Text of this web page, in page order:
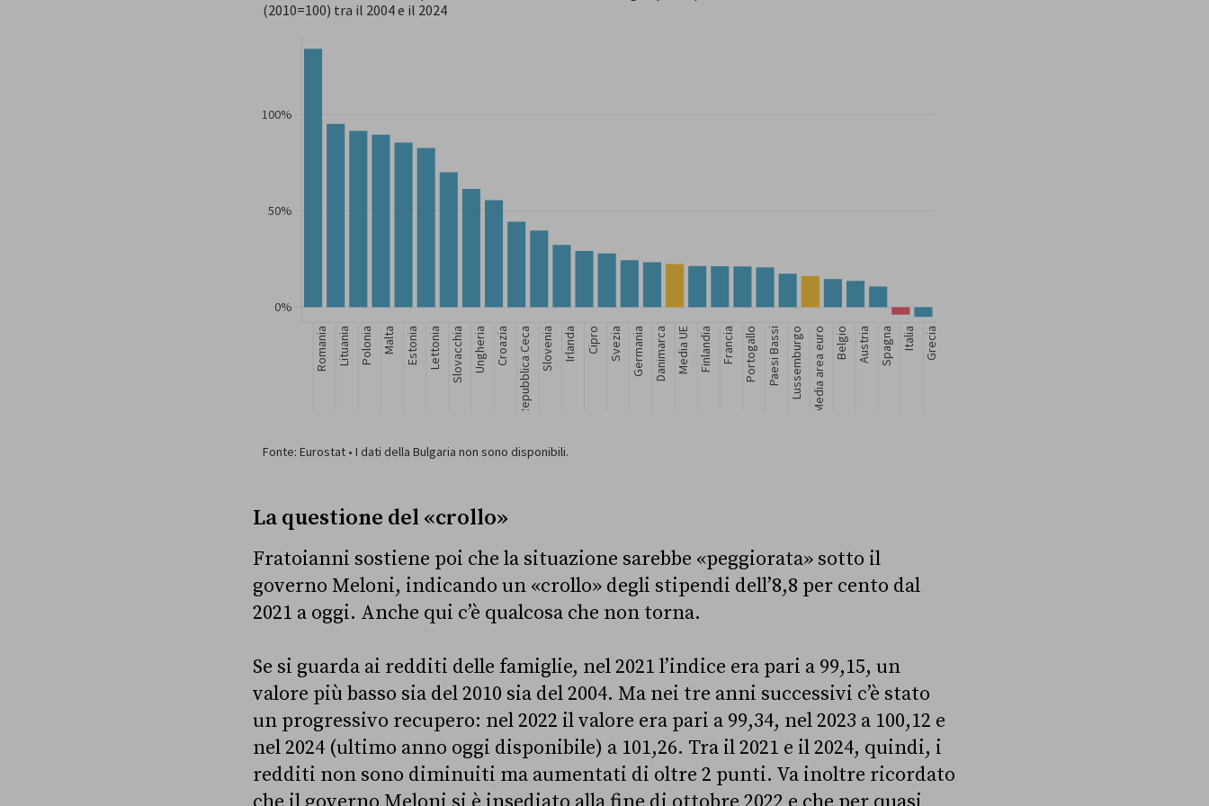
La questione del «crollo»
Fratoianni sostiene poi che la situazione sarebbe «peggiorata» sotto il
governo Meloni, indicando un «crollo» degli stipendi dell’8,8 per cento dal
2021 a oggi. Anche qui c’è qualcosa che non torna.
Se si guarda ai redditi delle famiglie, nel 2021 l’indice era pari a 99,15, un
valore più basso sia del 2010 sia del 2004. Ma nei tre anni successivi c’è stato
un progressivo recupero: nel 2022 il valore era pari a 99,34, nel 2023 a 100,12 e
nel 2024 (ultimo anno oggi disponibile) a 101,26. Tra il 2021 e il 2024, quindi, i
redditi non sono diminuiti ma aumentati di oltre 2 punti. Va inoltre ricordato